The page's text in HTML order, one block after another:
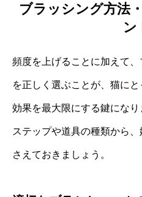
ブラッシング方法
ン
頻度を上げることに加えて
を正しく選ぶことが、猫にと
効果を最大限にする鍵にな
ステップや道具の種類から
さえておきましょう。